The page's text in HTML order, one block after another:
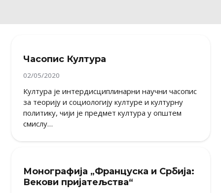
Часопис Култура
02/05/2020
Култура је интердисциплинарни научни часопис
за теорију и социологију културе и културну
политику, чији је предмет култура у општем
смислу…
Монографија „Француска и Србија:
Векови пријатељства“